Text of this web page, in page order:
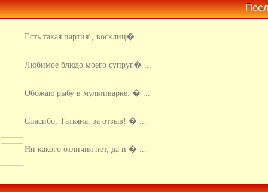
Есть такая партия!, восклиц� ...
Любимое блюдо моего супруг� ...
Обожаю рыбу в мультиварке. � ...
Спасибо, Татьяна, за отзыв! � ...
Ни какого отличия нет, да и � ...